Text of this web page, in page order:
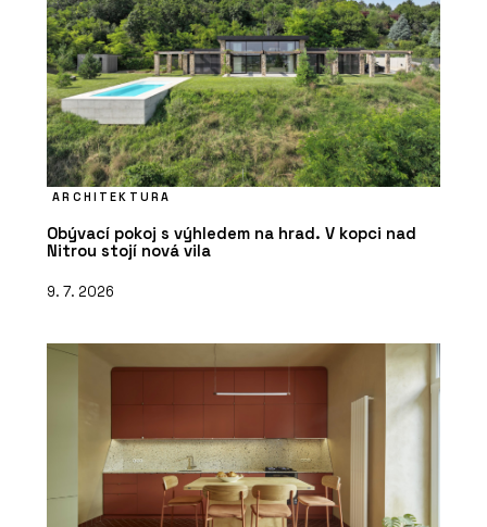
ARCHITEKTURA
Obývací pokoj s výhledem na hrad. V kopci nad
Nitrou stojí nová vila
9. 7. 2026